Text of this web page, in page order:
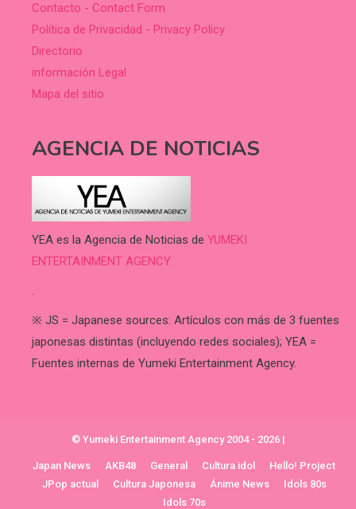
Contacto - Contact Form
Política de Privacidad - Privacy Policy
Directorio
información Legal
Mapa del sitio
AGENCIA DE NOTICIAS
YEA es la Agencia de Noticias de YUMEKI
ENTERTAINMENT AGENCY.
.
※ JS = Japanese sources: Artículos con más de 3 fuentes
japonesas distintas (incluyendo redes sociales); YEA =
Fuentes internas de Yumeki Entertainment Agency.
© Yumeki Entertainment Agency 2004 - 2026 |
Japan News AKB48 General Cultura idol
Hello! Project
JPop actual
Cultura Japonesa Ánime News
Idols 80s
Idols 70s